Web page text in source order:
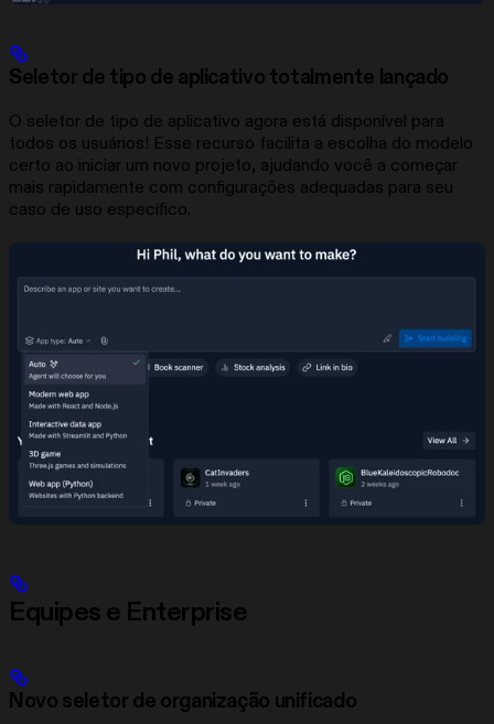
Seletor de tipo de aplicativo totalmente lançado
O seletor de tipo de aplicativo agora está disponível para
todos os usuários! Esse recurso facilita a escolha do modelo
certo ao iniciar um novo projeto, ajudando você a começar
mais rapidamente com configurações adequadas para seu
caso de uso específico.
Equipes e Enterprise
Novo seletor de organização unificado